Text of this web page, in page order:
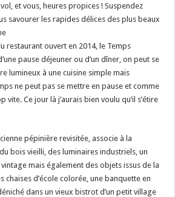
et vous, heures propices ! Suspendez
savourer les rapides délices des plus beaux
restaurant ouvert en 2014, le Temps
pause déjeuner ou d’un dîner, on peut se
lumineux à une cuisine simple mais
ne peut pas se mettre en pause et comme
vite. Ce jour là j’aurais bien voulu qu’il s’étire
pépinière revisitée, associe à la
bois vieilli, des luminaires industriels, un
mais également des objets issus de la
chaises d’école colorée, une banquette en
dans un vieux bistrot d’un petit village